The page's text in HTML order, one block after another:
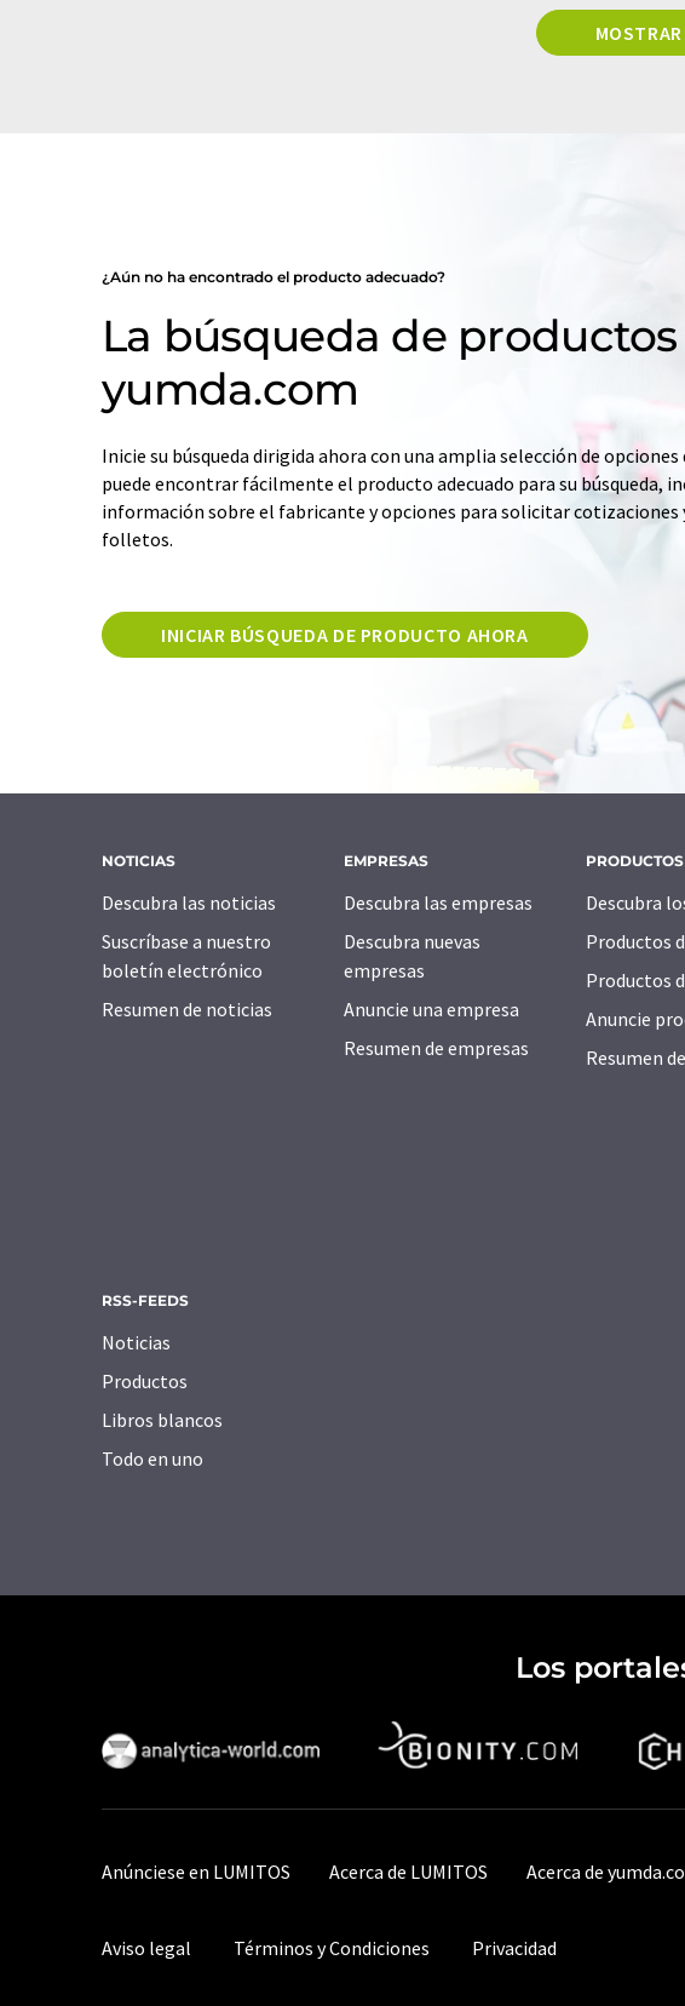
¿Aún no ha encontrado el producto adecuado?
La búsqueda de
yumda.com
Inicie su búsqueda dirigida ahora con una amplia selección de
puede encontrar fácilmente el producto adecuado para su búsqueda,
información sobre el fabricante y opciones para solicitar cotizaciones
folletos.
INICIAR BÚSQUEDA DE PRODUCTO AHORA
NOTICIAS
Descubra las noticias
Suscríbase a nuestro
boletín electrónico
Resumen de noticias
EMPRESAS
Descubra las empresas
Descubra nuevas
empresas
Anuncie una empresa
Resumen de empresas
PRODUCTOS
Descubra
Productos
Productos
Anuncie
Resumen
RSS-FEEDS
Noticias
Productos
Libros blancos
Todo en uno
Los
Anúnciese en LUMITOS Acerca de LUMITOS Acerca de
Aviso legal Términos y Condiciones Privacidad